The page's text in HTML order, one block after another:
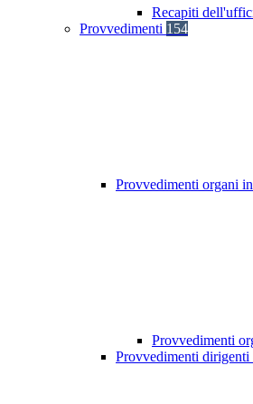
Recapiti
Provvedimenti 154
Provvedimenti organi
Provvedimenti
Provvedimenti